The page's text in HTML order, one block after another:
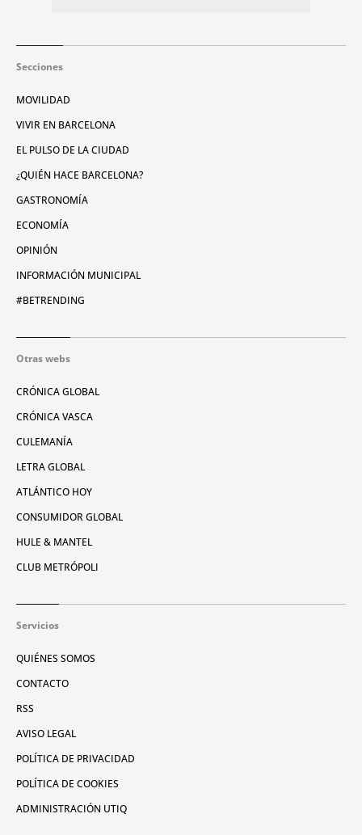
Secciones
MOVILIDAD
VIVIR EN BARCELONA
EL PULSO DE LA CIUDAD
¿QUIÉN HACE BARCELONA?
GASTRONOMÍA
ECONOMÍA
OPINIÓN
INFORMACIÓN MUNICIPAL
#BETRENDING
Otras webs
CRÓNICA GLOBAL
CRÓNICA VASCA
CULEMANÍA
LETRA GLOBAL
ATLÁNTICO HOY
CONSUMIDOR GLOBAL
HULE & MANTEL
CLUB METRÓPOLI
Servicios
QUIÉNES SOMOS
CONTACTO
RSS
AVISO LEGAL
POLÍTICA DE PRIVACIDAD
POLÍTICA DE COOKIES
ADMINISTRACIÓN UTIQ